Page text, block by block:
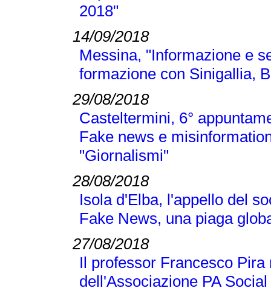
2018"
14/09/2018
Messina, "Informazione e
formazione con Sinigallia,
29/08/2018
Casteltermini, 6°
Fake news e
"Giornalismi"
28/08/2018
Isola d'Elba, l'appello del
Fake News, una piaga
27/08/2018
Il professor Francesco
dell'Associazione PA Social